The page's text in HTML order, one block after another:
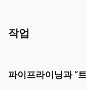
작업
파이프라이닝과 “